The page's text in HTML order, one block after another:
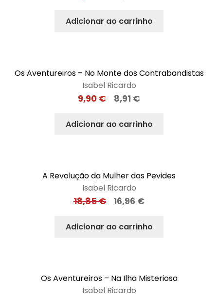
Adicionar ao carrinho
Os Aventureiros – No Monte dos Contrabandistas
Isabel Ricardo
9,90€ 8,91 €
Adicionar ao carrinho
A Revolução da Mulher das Pevides
Isabel Ricardo
18,85€ 16,96 €
Adicionar ao carrinho
Os Aventureiros – Na Ilha Misteriosa
Isabel Ricardo